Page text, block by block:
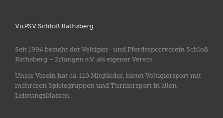
VuPSV Schloß Rathsberg
Seit 1994 besteht der Voltigier- und Pferdesportverein Schloß
Rathsberg – Erlangen e.V. als eigener Verein.
Unser Verein hat ca. 110 Mitglieder, bietet Voltigiersport mit
mehreren Spielegruppen und Turniersport in allen
Leistungsklassen.